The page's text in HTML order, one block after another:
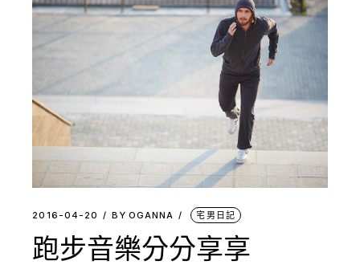
2016-04-20 BY OGANNA 宅男日記
跑步音樂分分享享